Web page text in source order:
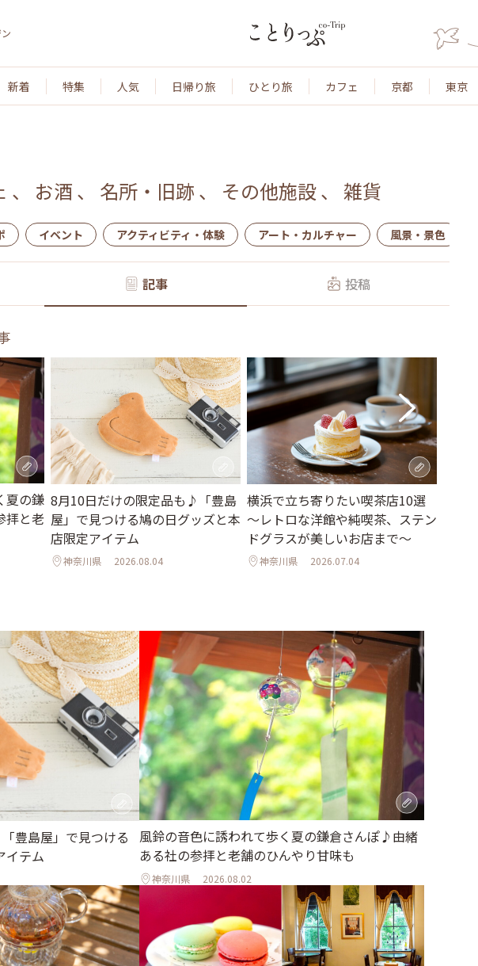
新着 特集 人気 日帰り旅 ひとり旅 カフェ 京都 東京
、 お酒 、 名所・旧跡 、 その他施設、 雑貨
イベント アクティビティ・体験 アート・カルチャー 風景・景色
記事 投稿
夏の鎌
拝と老
8月10日だけの限定品も♪「豊島
屋」で見つける鳩の日グッズと本
店限定アイテム
神奈川県 2026.08.04
横浜で立ち寄りたい喫茶店10選
～レトロな洋館や純喫茶、ステン
ドグラスが美しいお店まで～
神奈川県 2026.07.04
東
ィ
け
る
豊島屋」で見つける
イテム
風鈴の音色に誘われて歩く夏の鎌倉さんぽ♪由緒
ある社の参拝と老舗のひんやり甘味も
神奈川県 2026.08.02